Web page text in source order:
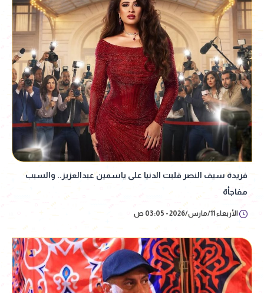
فريدة سيف النصر قلبت الدنيا على ياسمين عبدالعزيز.. والسبب
مفاجأة
الأربعاء 11/مارس/2026 - 03:05 ص